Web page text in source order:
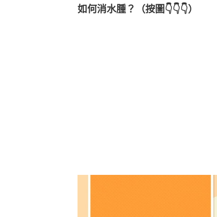
如何消水腫？（按圖👇👇👇）